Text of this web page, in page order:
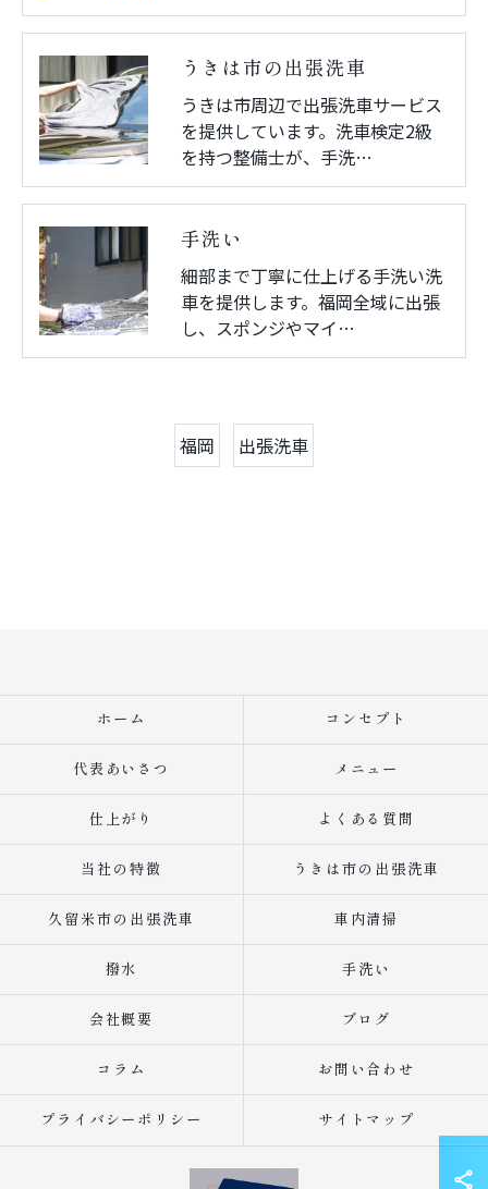
うきは市の出張洗車
うきは市周辺で出張洗車サービス
を提供しています。洗車検定2級
を持つ整備士が、手洗…
手洗い
細部まで丁寧に仕上げる手洗い洗
車を提供します。福岡全域に出張
し、スポンジやマイ…
福岡 出張洗車
ホーム コンセプト
代表あいさつ メニュー
仕上がり よくある質問
当社の特徴 うきは市の出張洗車
久留米市の出張洗車 車内清掃
撥水 手洗い
会社概要 ブログ
コラム お問い合わせ
プライバシーポリシー サイトマップ